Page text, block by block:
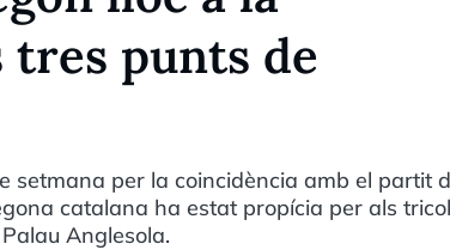
tres punts de
setmana per la coincidència amb el partit
catalana ha estat propícia per als
Anglesola.